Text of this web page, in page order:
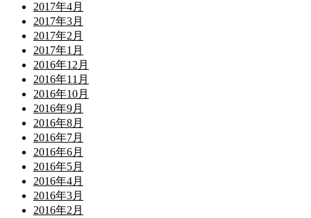
2017年4月
2017年3月
2017年2月
2017年1月
2016年12月
2016年11月
2016年10月
2016年9月
2016年8月
2016年7月
2016年6月
2016年5月
2016年4月
2016年3月
2016年2月